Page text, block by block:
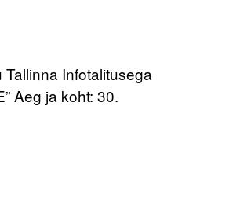
Infotalitusega
Aeg ja koht: 30.